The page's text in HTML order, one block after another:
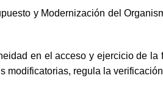
y Modernización del
en el acceso y ejercicio de
regula la